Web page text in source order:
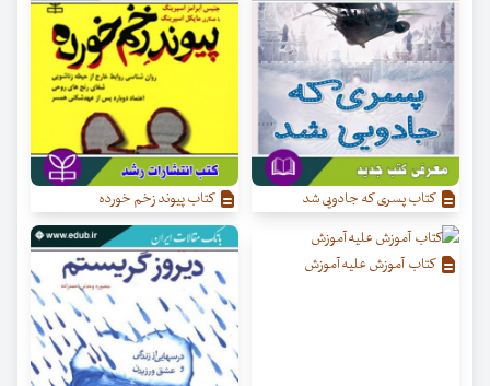
کتاب پسری که جادویی شد کتاب پیوند زخم خورده
کتاب آموزش علیه آموزش